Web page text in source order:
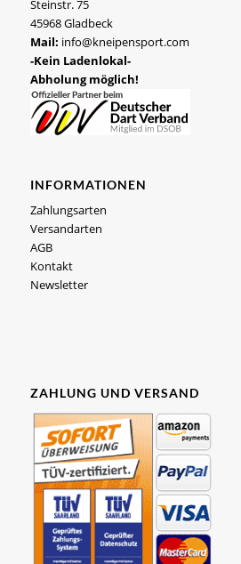
Steinstr. 75
45968 Gladbeck
Mail: info@kneipensport.com
-Kein Ladenlokal-
Abholung möglich!
INFORMATIONEN
Zahlungsarten
Versandarten
AGB
Kontakt
Newsletter
ZAHLUNG UND VERSAND